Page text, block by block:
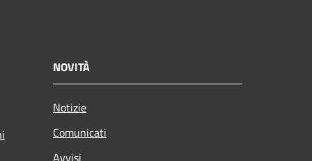
NOVITÀ
Notizie
Comunicati
Avvisi